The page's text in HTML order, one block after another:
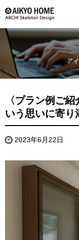
ア
〈プラン例ご
いう思いに寄り
2023年6月22日